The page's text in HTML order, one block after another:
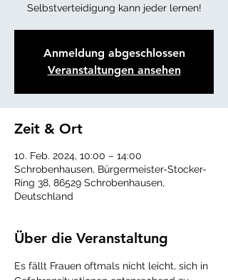
Anmeldung abgeschlossen
Veranstaltungen ansehen
Zeit & Ort
10. Feb. 2024, 10:00 – 14:00
Schrobenhausen, Bürgermeister-Stocker-
Ring 38, 86529 Schrobenhausen,
Deutschland
Über die Veranstaltung
Es fällt Frauen oftmals nicht leicht, sich in